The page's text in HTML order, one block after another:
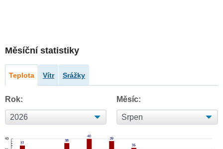
Měsíční statistiky
Teplota Vítr Srážky
Rok: Měsíc: